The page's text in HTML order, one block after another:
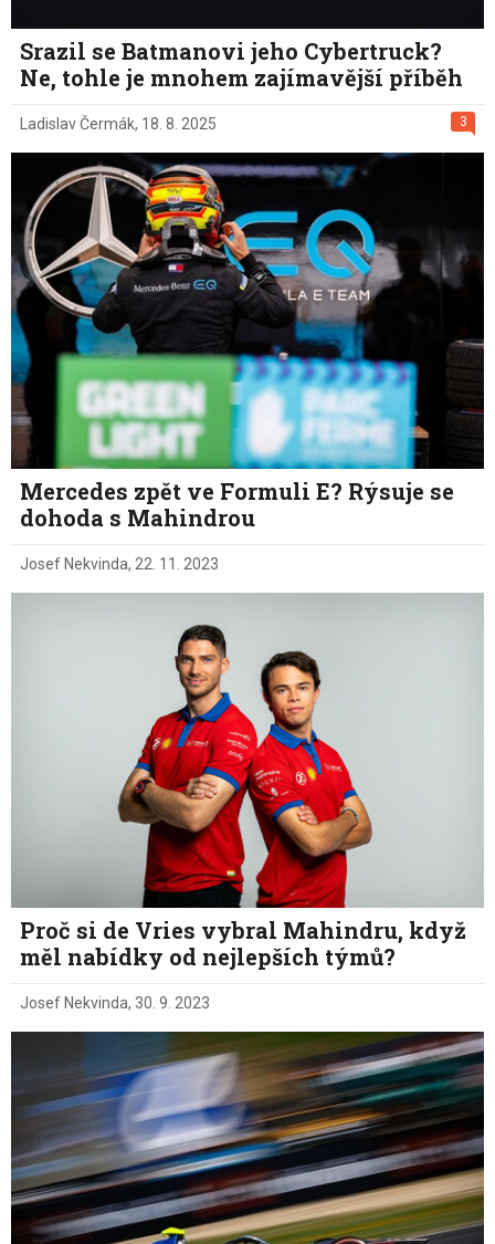
Srazil se Batmanovi jeho Cybertruck?
Ne, tohle je mnohem zajímavější příběh
3
Ladislav Čermák, 18. 8. 2025
Mercedes zpět ve Formuli E? Rýsuje se
dohoda s Mahindrou
Josef Nekvinda, 22. 11. 2023
Proč si de Vries vybral Mahindru, když
měl nabídky od nejlepších týmů?
Josef Nekvinda, 30. 9. 2023